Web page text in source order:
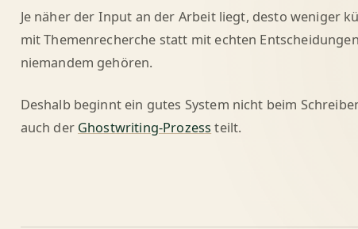
Je näher der Input an der Arbeit liegt, desto weniger
mit Themenrecherche statt mit echten
niemandem gehören.
Deshalb beginnt ein gutes System nicht beim
auch der Ghostwriting-Prozess teilt.